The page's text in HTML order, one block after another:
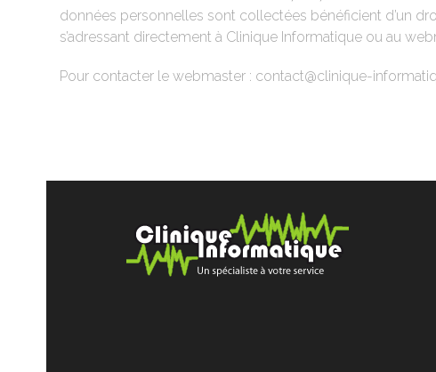
données personnelles sont collectées bénéficient d’un
s’adressant directement à Clinique Informatique ou au
Pour contacter le webmaster : contact@clinique-